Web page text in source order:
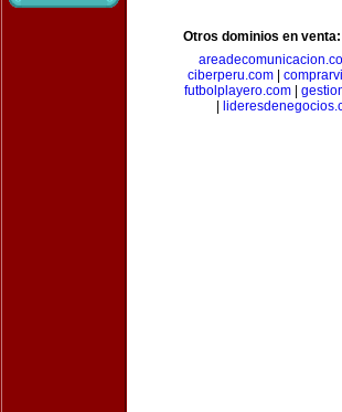
Otros dominios en venta:
ciberperu.com
futbolplayero.com|